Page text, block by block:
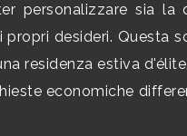
personalizzare sia
desideri. Questa
residenza estiva
economiche